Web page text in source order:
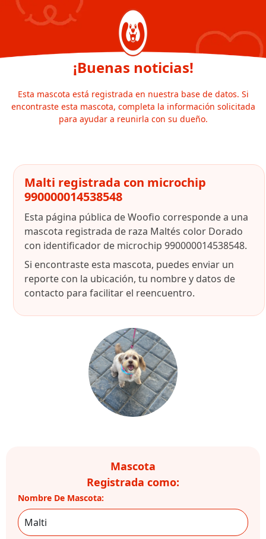
¡Buenas noticias!
Esta mascota está registrada en nuestra base de datos. Si
encontraste esta mascota, completa la información solicitada
para ayudar a reunirla con su dueño.
Malti registrada con microchip
990000014538548
Esta página pública de Woofio corresponde a una
mascota registrada de raza Maltés color Dorado
con identificador de microchip 990000014538548.
Si encontraste esta mascota, puedes enviar un
reporte con la ubicación, tu nombre y datos de
contacto para facilitar el reencuentro.
Mascota
Registrada como:
Nombre De Mascota: